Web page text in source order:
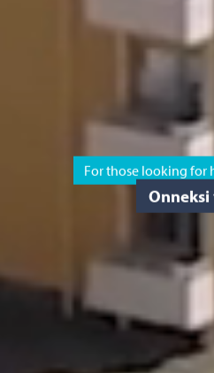
For those looking for